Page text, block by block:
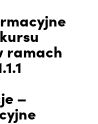
ramach
–